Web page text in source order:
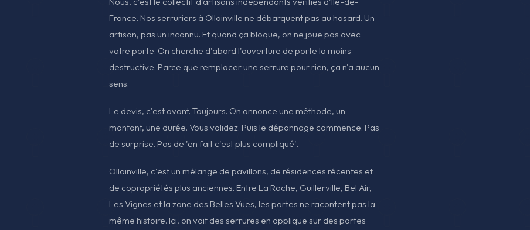
France. Nos serruriers à Ollainville ne débarquent pas au hasard. Un
artisan, pas un inconnu. Et quand ça bloque, on ne joue pas avec
votre porte. On cherche d'abord l'ouverture de porte la moins
destructive. Parce que remplacer une serrure pour rien, ça n'a aucun
sens.
Le devis, c'est avant. Toujours. On annonce une méthode, un
montant, une durée. Vous validez. Puis le dépannage commence. Pas
de surprise. Pas de 'en fait c'est plus compliqué'.
Ollainville, c'est un mélange de pavillons, de résidences récentes et
de copropriétés plus anciennes. Entre La Roche, Guillerville, Bel Air,
Les Vignes et la zone des Belles Vues, les portes ne racontent pas la
même histoire. Ici, on voit des serrures en applique sur des portes